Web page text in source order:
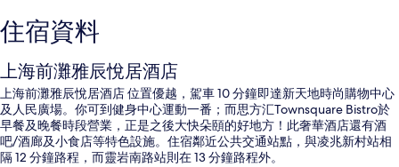
住宿資料
上海前灘雅辰悅居酒店
上海前灘雅辰悅居酒店 位置優越，駕車 10 分鐘即達新天地時尚購物中心
及人民廣場。你可到健身中心運動一番；而思方汇Townsquare Bistro於
早餐及晚餐時段營業，正是之後大快朵頤的好地方！此奢華酒店還有酒
吧/酒廊及小食店等特色設施。住宿鄰近公共交通站點，與凌兆新村站相
隔 12 分鐘路程，而靈岩南路站則在 13 分鐘路程外。